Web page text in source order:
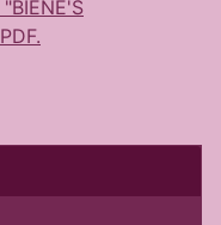
im Winkl - Guter Service